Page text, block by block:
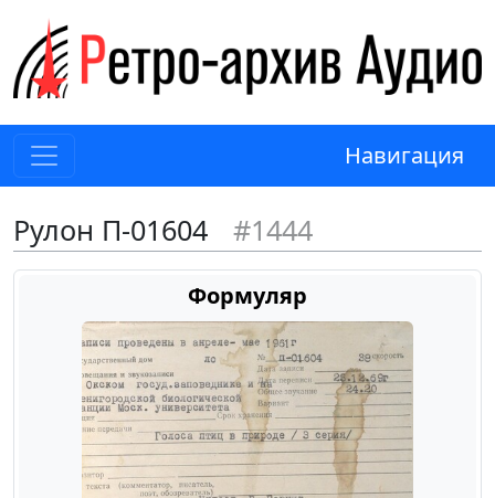
Навигация
Рулон П-01604 #1444
Формуляр